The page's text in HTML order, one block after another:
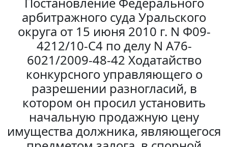
арбитражного суда Уральского
округа от 15 июня 2010 г. N Ф09-
4212/10-С4 по делу N А76-
6021/2009-48-42 Ходатайство
конкурсного управляющего о
разрешении разногласий, в
котором он просил установить
начальную продажную цену
имущества должника, являющегося